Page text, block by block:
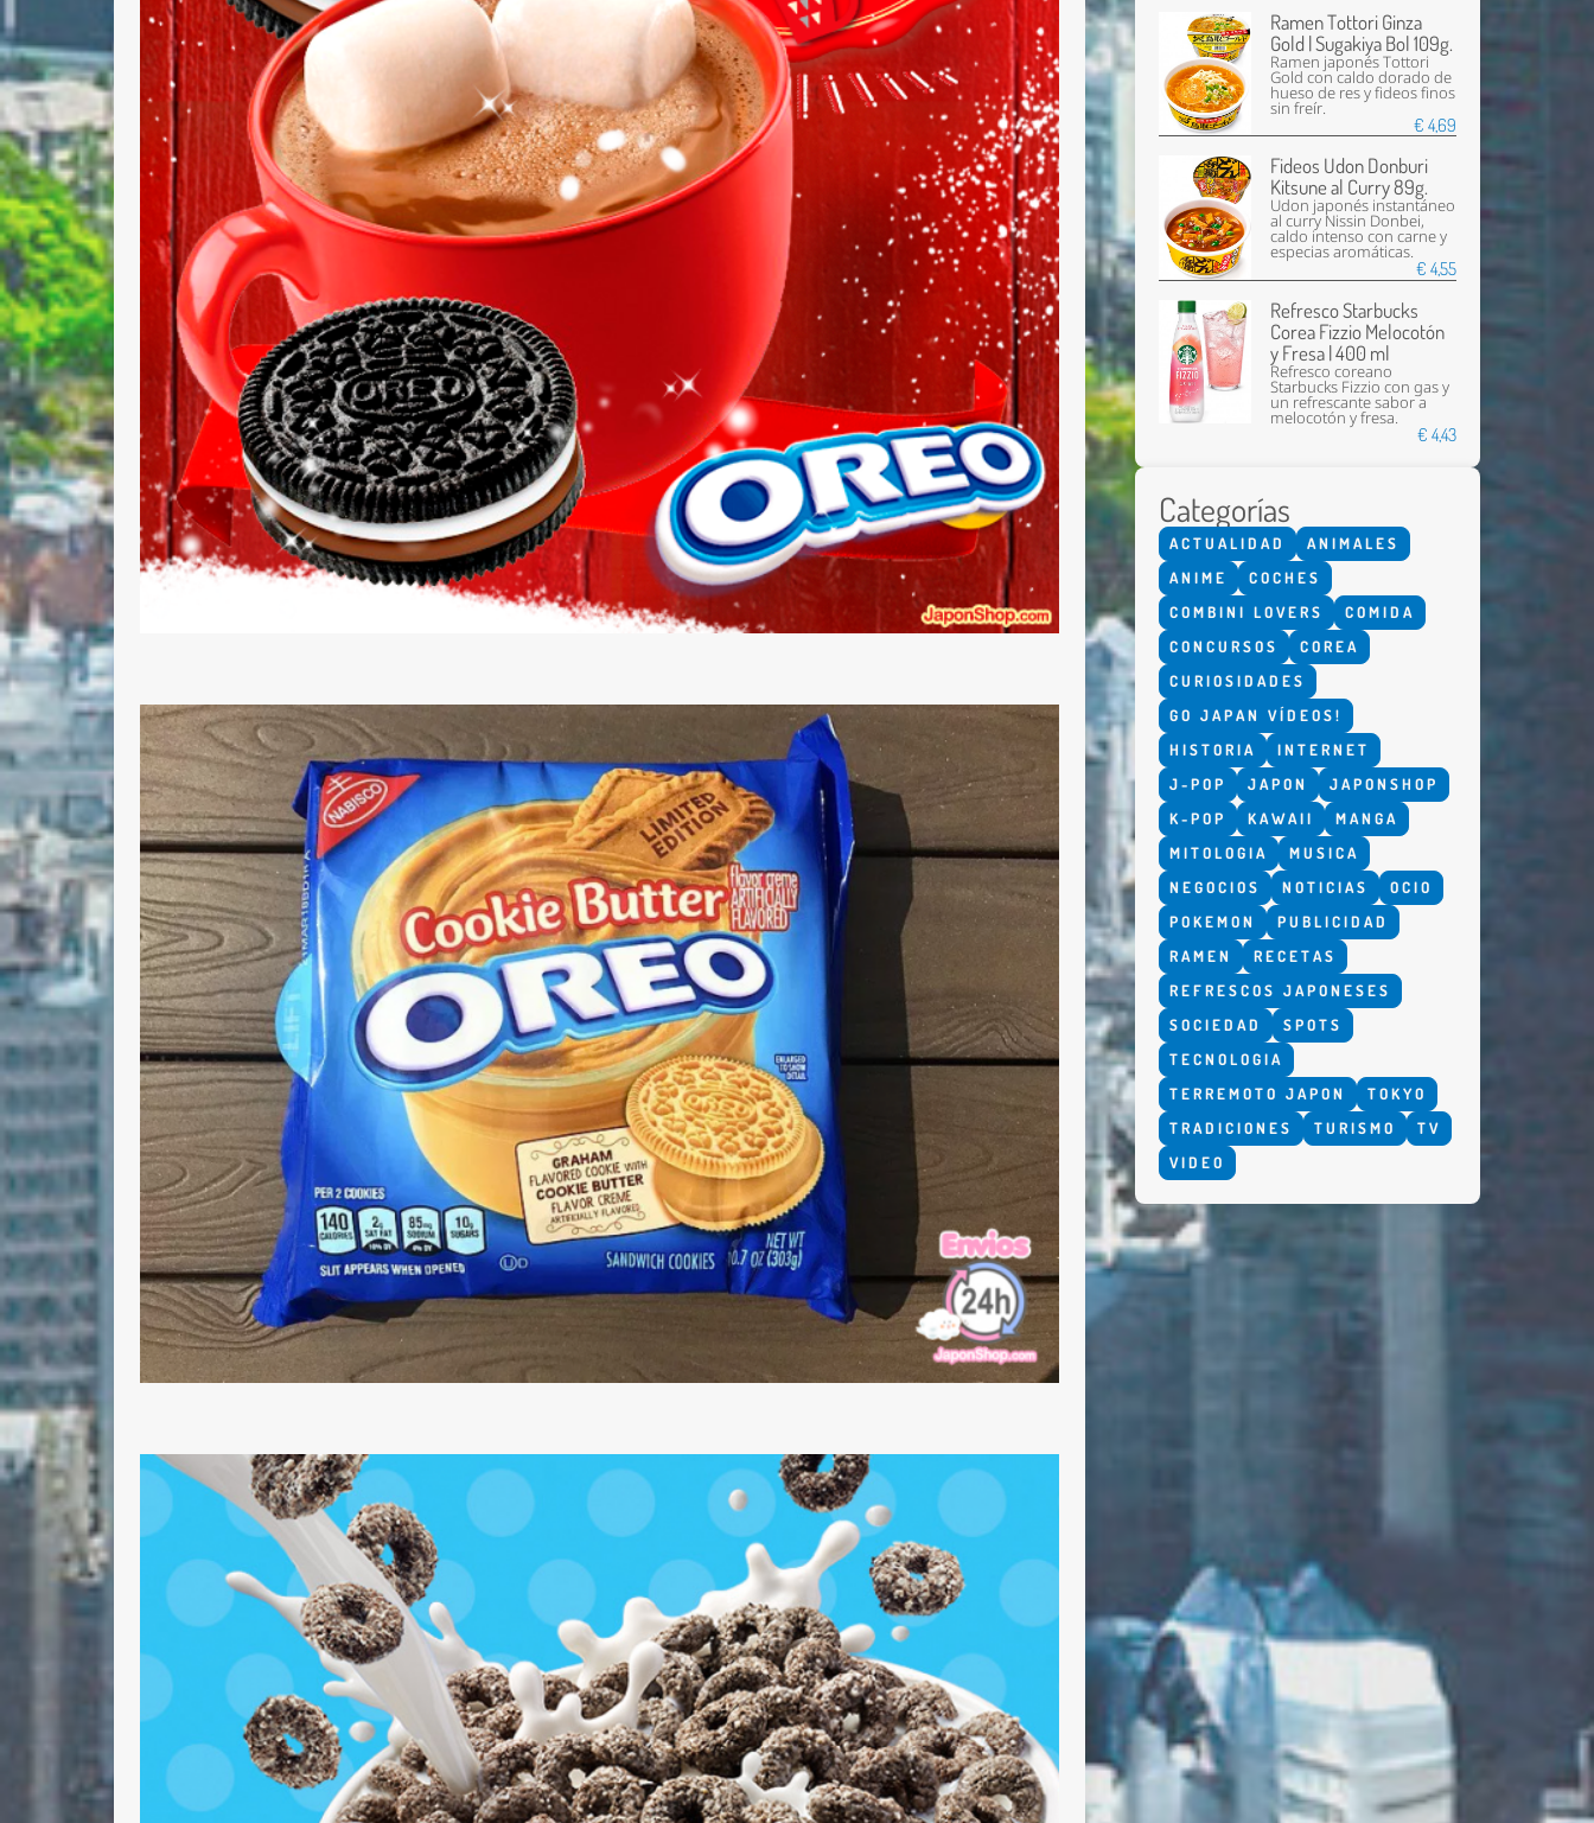
Ramen Tottori Ginza
Gold | Sugakiya Bol 109g.
Ramen japonés Tottori
Gold con caldo dorado de
hueso de res y fideos finos
sin freír.
€ 4,69
Fideos Udon Donburi
Kitsune al Curry 89g.
Udon japonés instantáneo
al curry Nissin Donbei,
caldo intenso con carne y
especias aromáticas.
€ 4,55
Refresco Starbucks
Corea Fizzio Melocotón
y Fresa | 400 ml
Refresco coreano
Starbucks Fizzio con gas y
un refrescante sabor a
melocotón y fresa.
€ 4,43
Categorías
ACTUALIDAD
ANIMALES
ANIME
COCHES
COMBINI LOVERS
COMIDA
CONCURSOS
COREA
CURIOSIDADES
GO JAPAN VÍDEOS!
HISTORIA
INTERNET
J-POP
JAPON
JAPONSHOP
K-POP
KAWAII
MANGA
MITOLOGIA
MUSICA
NEGOCIOS
NOTICIAS
OCIO
POKEMON
PUBLICIDAD
RAMEN
RECETAS
REFRESCOS JAPONESES
SOCIEDAD
SPOTS
TECNOLOGIA
TERREMOTO JAPON
TOKYO
TRADICIONES
TURISMO
TV
VIDEO
Nombre *
Email *
Comentario *
Enviar